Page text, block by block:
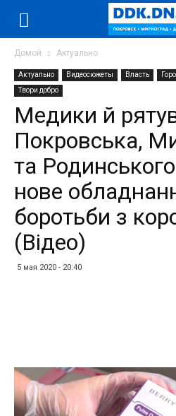
Домой Актуально
Актуально Видеосюжеты Власть
Твори добро
Медики й
Покровська,
та
нове
боротьби з
(Відео)
5 мая 2020 - 20:40